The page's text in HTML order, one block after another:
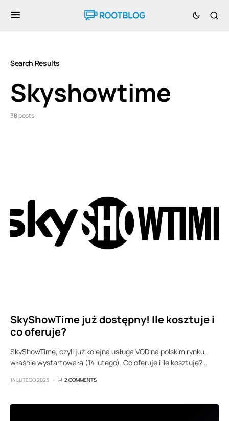
Search Results
Skyshowtime
38 posts
SkyShowTime już dostępny! Ile kosztuje i
co oferuje?
SkyShowTime, czyli już kolejna usługa VOD na polskim rynku,
właśnie wystartowała (14 lutego). Co oferuje i ile kosztuje?…
14 LUTEGO 2023 2 COMMENTS